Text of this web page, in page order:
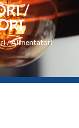
/
/ Alimentatori